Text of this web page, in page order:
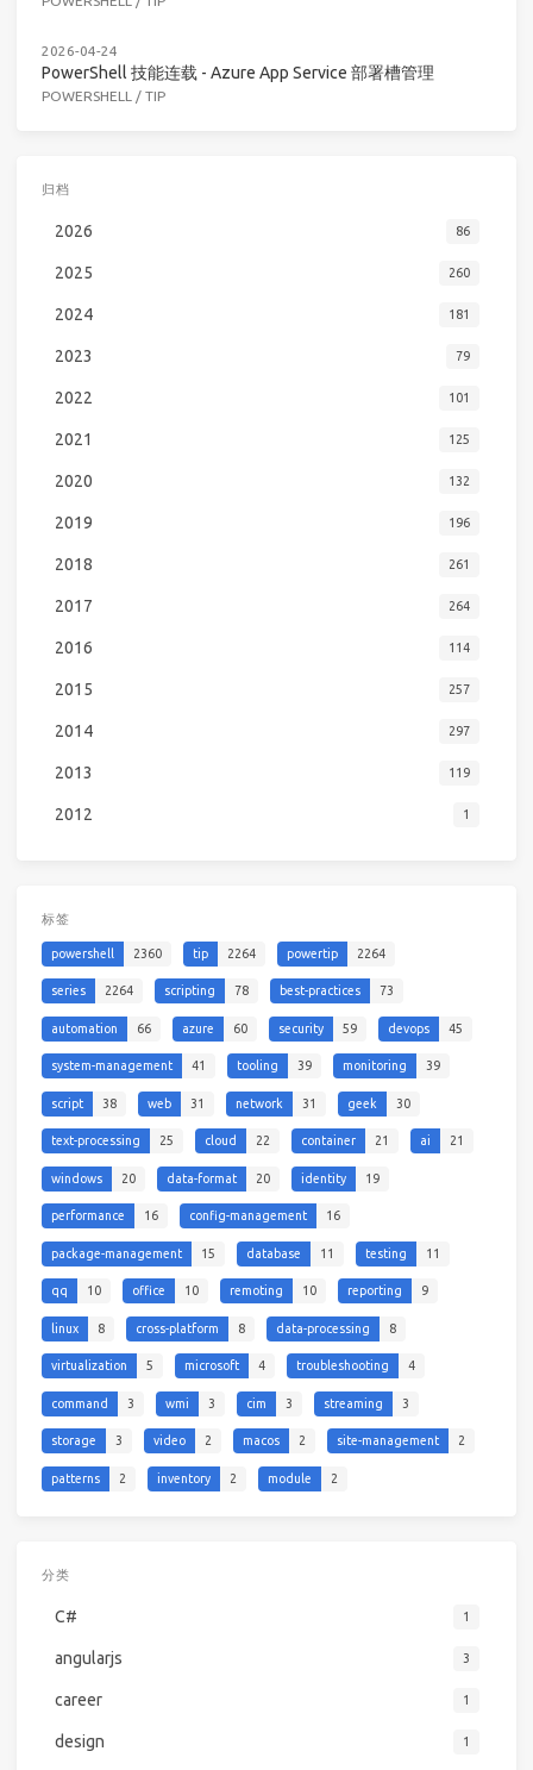
2026-04-24
PowerShell 技能连载 - Azure App Service 部署槽管理
POWERSHELL / TIP
归档
2026 86
2025 260
2024 181
2023 79
2022 101
2021 125
2020 132
2019 196
2018 261
2017 264
2016 114
2015 257
2014 297
2013 119
2012 1
标签
powershell 2360 tip 2264 powertip 2264
series 2264 scripting 78 best-practices 73
automation 66 azure 60 security 59 devops 45
system-management 41 tooling 39 monitoring 39
script 38 web 31 network 31 geek 30
text-processing 25 cloud 22 container 21 ai 21
windows 20 data-format 20 identity 19
performance 16 config-management 16
package-management 15 database 11 testing 11
qq 10 office 10 remoting 10 reporting 9
linux 8 cross-platform 8 data-processing 8
virtualization 5 microsoft 4 troubleshooting 4
command 3 wmi 3 cim 3 streaming 3
storage 3 video 2 macos 2 site-management 2
patterns 2 inventory 2 module 2
分类
C# 1
angularjs 3
career 1
design 1